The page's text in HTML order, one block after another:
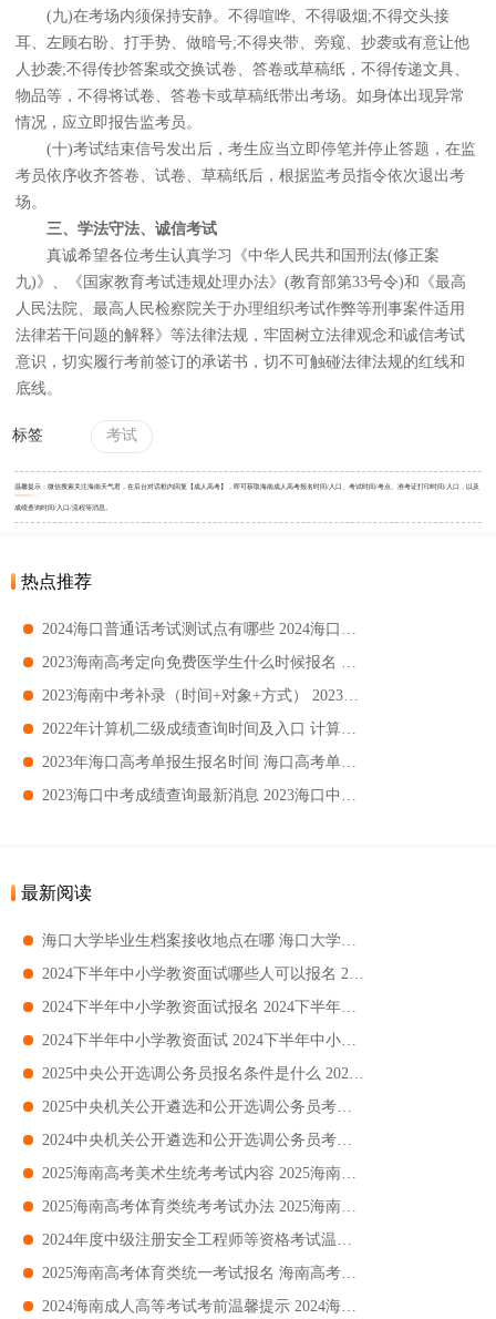
(九)在考场内须保持安静。不得喧哗、不得吸烟;不得交头接
耳、左顾右盼、打手势、做暗号;不得夹带、旁窥、抄袭或有意让他
人抄袭;不得传抄答案或交换试卷、答卷或草稿纸，不得传递文具、
物品等，不得将试卷、答卷卡或草稿纸带出考场。如身体出现异常
情况，应立即报告监考员。
(十)考试结束信号发出后，考生应当立即停笔并停止答题，在监
考员依序收齐答卷、试卷、草稿纸后，根据监考员指令依次退出考
场。
三、学法守法、诚信考试
真诚希望各位考生认真学习《中华人民共和国刑法(修正案
九)》、《国家教育考试违规处理办法》(教育部第33号令)和《最高
人民法院、最高人民检察院关于办理组织考试作弊等刑事案件适用
法律若干问题的解释》等法律法规，牢固树立法律观念和诚信考试
意识，切实履行考前签订的承诺书，切不可触碰法律法规的红线和
底线。
标签 考试
温馨提示：微信搜索关注海南天气君，在后台对话框内回复【成人高考】，即可获取海南成人高考报名时间/入口、考试时间/考点、准考证打印时间/入口，以及
成绩查询时间/入口/流程等消息。
热点推荐
最新阅读